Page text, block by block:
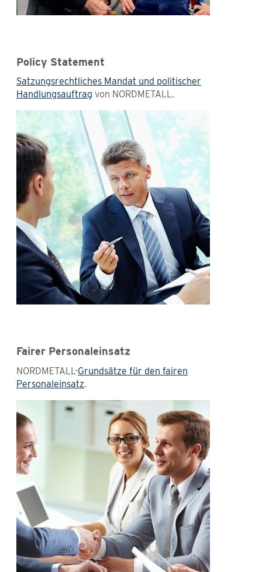
Policy Statement
Satzungsrechtliches Mandat und politischer
Handlungsauftrag von NORDMETALL.
Fairer Personaleinsatz
NORDMETALL-Grundsätze für den fairen
Personaleinsatz.